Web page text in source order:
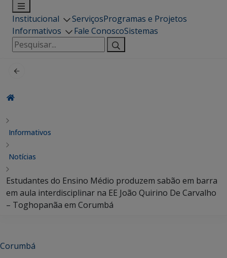
Institucional ServiçosProgramas e Projetos
Informativos
Fale ConoscoSistemas
Pesquisar
por:
Informativos
Notícias
Estudantes do Ensino Médio produzem sabão em barra
em aula interdisciplinar na EE João Quirino De Carvalho
– Toghopanãa em Corumbá
Corumbá